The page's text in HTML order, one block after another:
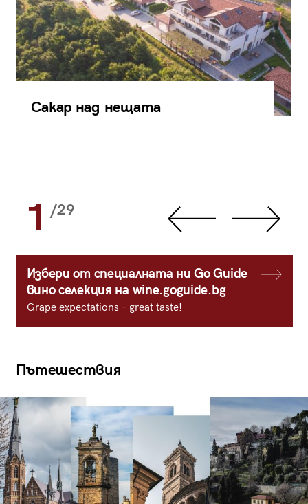
Сакар над нещата
1 /29
Избери от специалната ни Go Guide
вино селекция на wine.goguide.bg
Grape expectations - great taste!
Пътешествия